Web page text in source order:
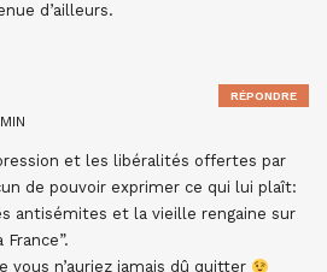
d’ailleurs.
et les libéralités offertes par
de pouvoir exprimer ce qui lui plaît:
antisémites et la vieille rengaine sur
vous n’auriez jamais dû quitter
RÉPONDRE